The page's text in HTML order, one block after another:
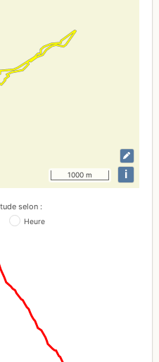
1000 m i
selon :
Heure